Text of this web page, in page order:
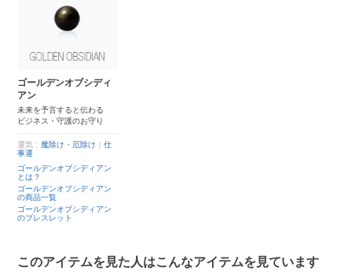
ゴールデンオブシディ
アン
未来を予言すると伝わる
ビジネス・守護のお守り
運気： 魔除け・厄除け ｜仕
事運
ゴールデンオブシディアン
とは？
ゴールデンオブシディアン
の商品一覧
ゴールデンオブシディアン
のブレスレット
このアイテムを見た人はこんなアイテムを見ています